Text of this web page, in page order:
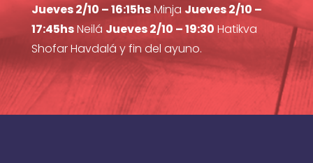
Jueves 2/10 – 16:15hsMinja Jueves 2/10 –
17:45hsNeilá Jueves 2/10 – 19:30 Hatikva
Shofar Havdalá y fin del ayuno.